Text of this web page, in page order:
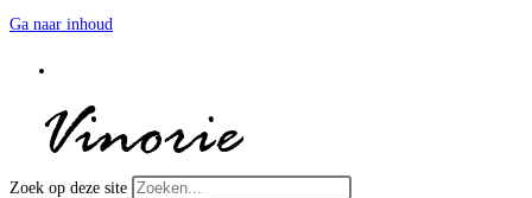
Ga naar inhoud
Zoek op deze site